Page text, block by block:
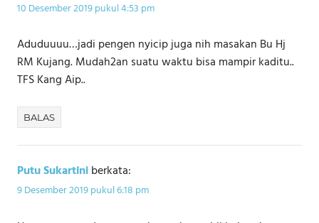
10 Desember 2019 pukul 4:53 pm
Aduduuuu…jadi pengen nyicip juga nih masakan Bu Hj
RM Kujang. Mudah2an suatu waktu bisa mampir kaditu..
TFS Kang Aip..
BALAS
Putu Sukartiniberkata:
9 Desember 2019 pukul 6:18 pm